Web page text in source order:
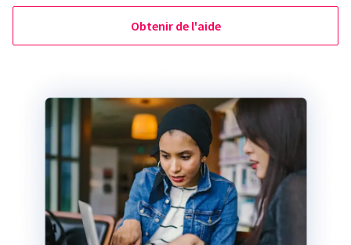
Obtenir de l'aide